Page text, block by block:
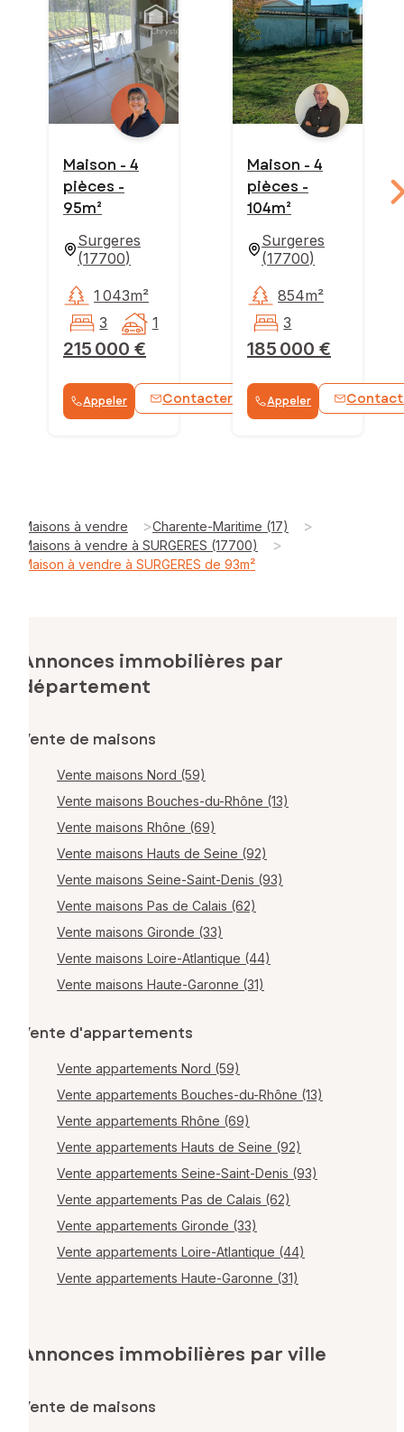
Maison - 4
pièces -
95m²
Surgeres
(17700)
215 000 €
1 043m²
3
1
Appeler Contacter WhatsApp
Maison - 4
pièces -
104m²
Surgeres
(17700)
185 000 €
854m²
3
Appeler
Maisons à vendre >Charente-Maritime (17) >
Maisons à vendre à SURGERES (17700) >
Maison à vendre à SURGERES de 93m²
Annonces immobilières par
département
Vente de maisons
Vente maisons Nord (59)
Vente maisons Bouches-du-Rhône (13)
Vente maisons Rhône (69)
Vente maisons Hauts de Seine (92)
Vente maisons Seine-Saint-Denis (93)
Vente maisons Pas de Calais (62)
Vente maisons Gironde (33)
Vente maisons Loire-Atlantique (44)
Vente maisons Haute-Garonne (31)
Vente d'appartements
Vente appartements Nord (59)
Vente appartements Bouches-du-Rhône (13)
Vente appartements Rhône (69)
Vente appartements Hauts de Seine (92)
Vente appartements Seine-Saint-Denis (93)
Vente appartements Pas de Calais (62)
Vente appartements Gironde (33)
Vente appartements Loire-Atlantique (44)
Vente appartements Haute-Garonne (31)
Annonces immobilières par ville
Vente de maisons